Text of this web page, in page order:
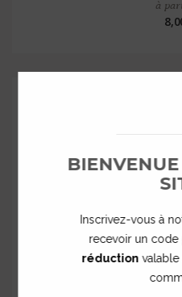
à
Inscrivez-vous à
recevoir un
réduction